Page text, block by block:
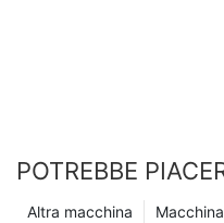
POTREBBE
Altra macchina